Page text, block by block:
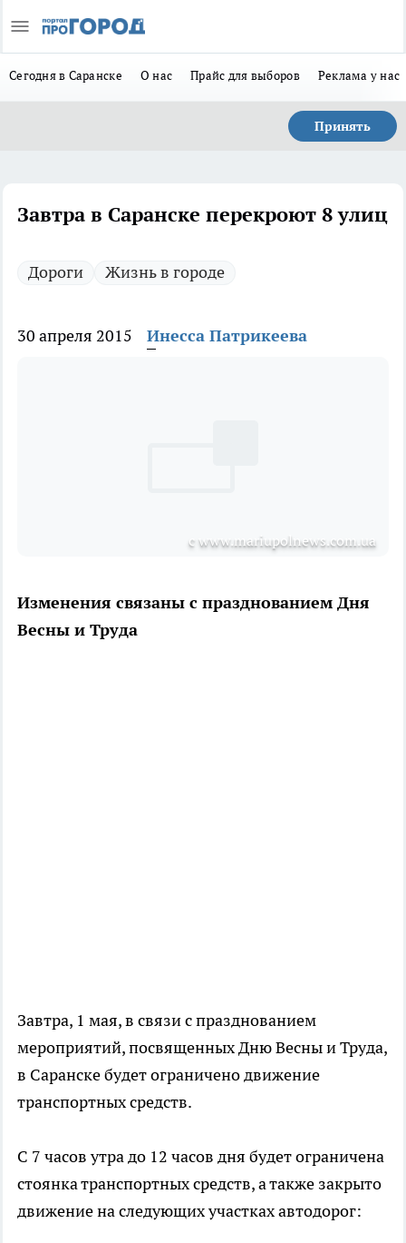
Сегодня в Саранске О нас Прайс для выборов Реклама у нас
Принять
Завтра в Саранске перекроют 8 улиц
Дороги Жизнь в городе
30 апреля 2015 Инесса Патрикеева
с www.mariupolnews.com.ua
Изменения связаны с празднованием Дня
Весны и Труда
Завтра, 1 мая, в связи с празднованием
мероприятий, посвященных Дню Весны и Труда,
в Саранске будет ограничено движение
транспортных средств.
С 7 часов утра до 12 часов дня будет ограничена
стоянка транспортных средств, а также закрыто
движение на следующих участках автодорог: